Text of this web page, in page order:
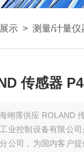
示 > 测量/计量仪
传感器
海翊霈供应 ROLAND
工业控制设备有限公
公司，为国内客户